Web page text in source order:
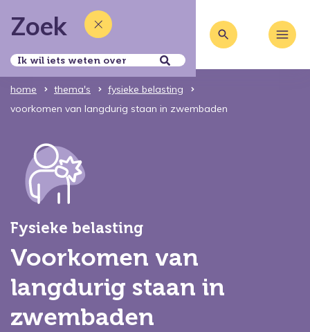
Zoek
home thema's
fysieke belasting
voorkomen van langdurig staan in zwembaden
Fysieke belasting
Voorkomen van
langdurig staan in
zwembaden